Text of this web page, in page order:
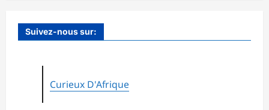
Suivez-nous sur:
Curieux D'Afrique